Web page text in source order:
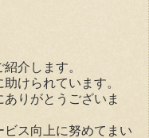
介します。
けられています。
りがとうございま
ス向上に努めてまい